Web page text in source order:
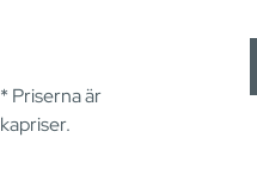
Priserna är